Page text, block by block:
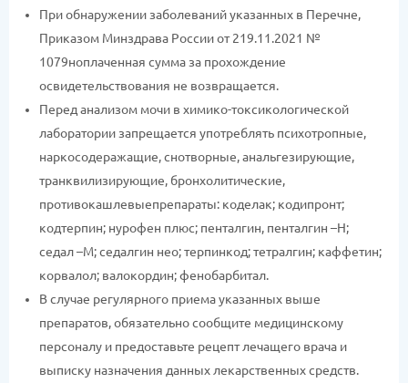
При обнаружении заболеваний указанных в Перечне,
Приказом Минздрава России от 219.11.2021 №
1079ноплаченная сумма за прохождение
освидетельствования не возвращается.
Перед анализом мочи в химико-токсикологической
лаборатории запрещается употреблять психотропные,
наркосодеражащие, снотворные, анальгезирующие,
транквилизирующие, бронхолитические,
противокашлевыепрепараты: коделак; кодипронт;
кодтерпин; нурофен плюс; пенталгин, пенталгин –Н;
седал –М; седалгин нео; терпинкод; тетралгин; каффетин;
корвалол; валокордин; фенобарбитал.
В случае регулярного приема указанных выше
препаратов, обязательно сообщите медицинскому
персоналу и предоставьте рецепт лечащего врача и
выписку назначения данных лекарственных средств.